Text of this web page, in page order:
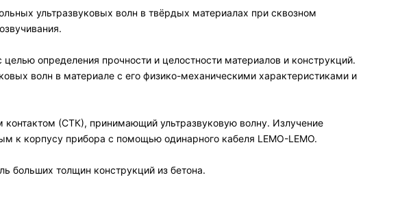
ультразвуковых волн в твёрдых материалах при сквозном
определения прочности и целостности материалов и конструкций.
волн в материале с его физико-механическими характеристиками и
(СТК), принимающий ультразвуковую волну. Излучение
к корпусу прибора с помощью одинарного кабеля LEMO-LEMO.
больших толщин конструкций из бетона.